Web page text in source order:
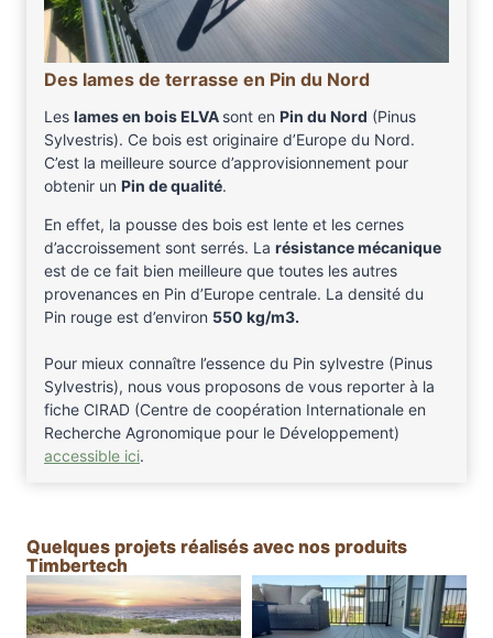
Des lames de terrasse en Pin du Nord
Les lames en bois ELVA sont en Pin du Nord (Pinus
Sylvestris). Ce bois est originaire d’Europe du Nord.
C’est la meilleure source d’approvisionnement pour
obtenir un Pin de qualité.
En effet, la pousse des bois est lente et les cernes
d’accroissement sont serrés. La résistance mécanique
est de ce fait bien meilleure que toutes les autres
provenances en Pin d’Europe centrale. La densité du
Pin rouge est d’environ 550 kg/m3.
Pour mieux connaître l’essence du Pin sylvestre (Pinus
Sylvestris), nous vous proposons de vous reporter à la
fiche CIRAD (Centre de coopération Internationale en
Recherche Agronomique pour le Développement)
accessible ici.
Quelques projets réalisés avec nos produits
Timbertech